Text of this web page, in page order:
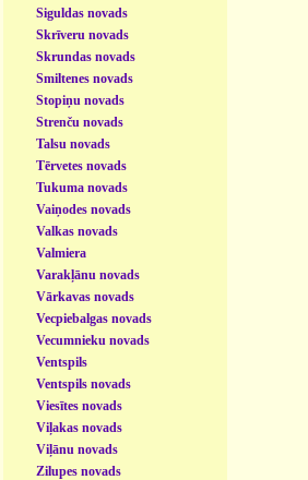
Siguldas novads
Skrīveru novads
Skrundas novads
Smiltenes novads
Stopiņu novads
Strenču novads
Talsu novads
Tērvetes novads
Tukuma novads
Vaiņodes novads
Valkas novads
Valmiera
Varakļānu novads
Vārkavas novads
Vecpiebalgas novads
Vecumnieku novads
Ventspils
Ventspils novads
Viesītes novads
Viļakas novads
Viļānu novads
Zilupes novads